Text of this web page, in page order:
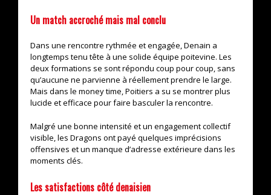
Un match accroché mais mal conclu
Dans une rencontre rythmée et engagée, Denain a
longtemps tenu tête à une solide équipe poitevine. Les
deux formations se sont répondu coup pour coup, sans
qu’aucune ne parvienne à réellement prendre le large.
Mais dans le money time, Poitiers a su se montrer plus
lucide et efficace pour faire basculer la rencontre.
Malgré une bonne intensité et un engagement collectif
visible, les Dragons ont payé quelques imprécisions
offensives et un manque d’adresse extérieure dans les
moments clés.
Les satisfactions côté denaisien